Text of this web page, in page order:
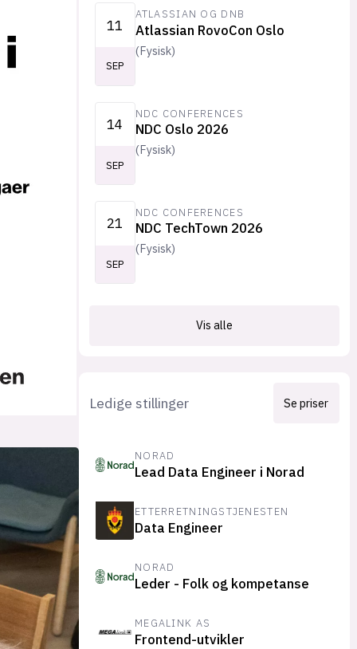
11
SEP
ATLASSIAN OG DNB
Atlassian RovoCon Oslo
(Fysisk)
14
SEP
NDC CONFERENCES
NDC Oslo 2026
(Fysisk)
21
SEP
NDC CONFERENCES
NDC TechTown 2026
(Fysisk)
Vis alle
Ledige stillinger Se priser
NORAD
Lead Data Engineer i Norad
ETTERRETNINGSTJENESTEN
Data Engineer
NORAD
Leder - Folk og kompetanse
MEGALINK AS
Frontend-utvikler